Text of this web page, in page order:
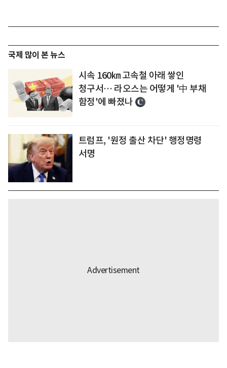
국제 많이 본 뉴스
시속 160㎞ 고속철 아래 쌓인
청구서… 라오스는 어떻게 '中 부채
함정'에 빠졌나
트럼프, '원정 출산 차단' 행정명령
서명